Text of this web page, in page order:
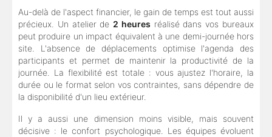
Au-delà de l'aspect financier, le gain de temps est tout aussi
précieux. Un atelier de 2 heures réalisé dans vos bureaux
peut produire un impact équivalent à une demi-journée hors
site. L'absence de déplacements optimise l'agenda des
participants et permet de maintenir la productivité de la
journée. La flexibilité est totale : vous ajustez l'horaire, la
durée ou le format selon vos contraintes, sans dépendre de
la disponibilité d'un lieu extérieur.
Il y a aussi une dimension moins visible, mais souvent
décisive : le confort psychologique. Les équipes évoluent